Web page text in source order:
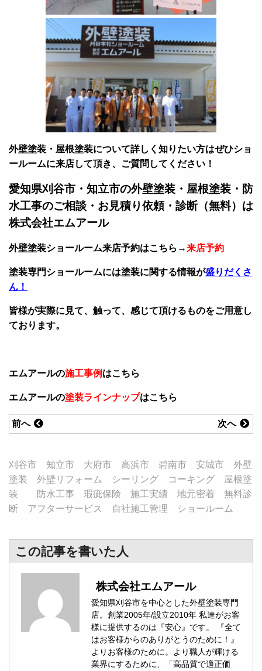
外壁塗装・屋根塗装について詳しく知りたい方はぜひショ
ールームに来店して頂き、ご質問してください！
愛知県刈谷市・知立市の外壁塗装・屋根塗装・防
水工事のご相談・お見積り依頼・診断（無料）は
株式会社エムアール
外壁塗装ショールーム来店予約はこちら→来店予約
塗装専門ショールームには塗装に関する情報が盛りだくさ
ん！
皆様が実際に見て、触って、感じて頂けるものをご用意し
ております。
エムアールの施工事例 はこちら
エムアールの塗装ラインナップはこちら
次へ
前へ
刈谷市 知立市 大府市 高浜市 碧南市 安城市 外壁
塗装 外壁リフォーム シーリング コーキング 屋根塗
装 防水工事 瑕疵保険 施工実績 地元密着 無料診
断 アフターサービス 自社施工管理 ショールーム
この記事を書いた人
株式会社エムアール
愛知県刈谷市を中心とした外壁塗装専門
店。創業2005年/設立2010年 私達がお客
様に提供するのは『安心』です。 『全て
はお客様からのありがとうのために！』
よりお客様のために。より職人が輝ける
業界にするために、「高品質で適正価